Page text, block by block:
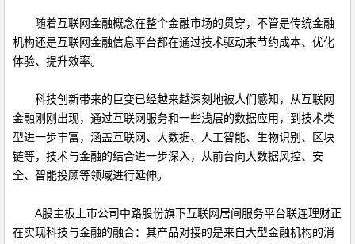
随着互联网金融概念在整个金融市场的贯穿，不管是传统金融
机构还是互联网金融信息平台都在通过技术驱动来节约成本、优化
体验、提升效率。
科技创新带来的巨变已经越来越深刻地被人们感知，从互联网
金融刚刚出现，通过互联网服务和一些浅层的数据应用，到技术类
型进一步丰富，涵盖互联网、大数据、人工智能、生物识别、区块
链等，技术与金融的结合进一步深入，从前台向大数据风控、安
全、智能投顾等领域进行延伸。
A股主板上市公司中路股份旗下互联网居间服务平台联连理财正
在实现科技与金融的融合：其产品对接的是来自大型金融机构的消